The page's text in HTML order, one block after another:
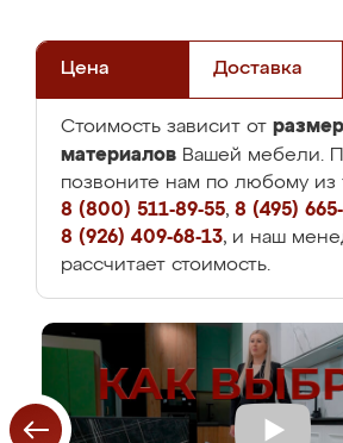
Цена Доставка
Стоимость зависит от
материалов Вашей мебели.
позвоните нам по любому из
8 (800) 511-89-55, 8 (495)
8 (926) 409-68-13, и наш
рассчитает стоимость.